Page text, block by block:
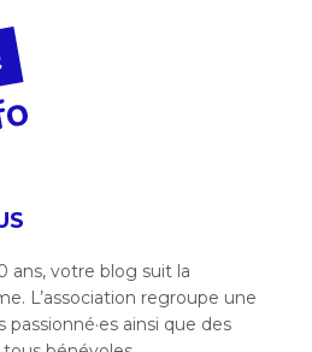
ans, votre blog suit la
L’association regroupe une
passionné·es ainsi que des